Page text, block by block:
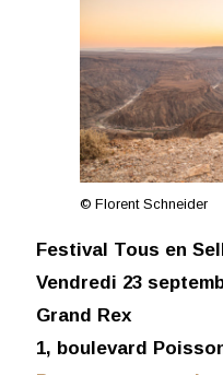
© Florent Schneider
Festival Tous en
Vendredi 23
Grand Rex
1, boulevard